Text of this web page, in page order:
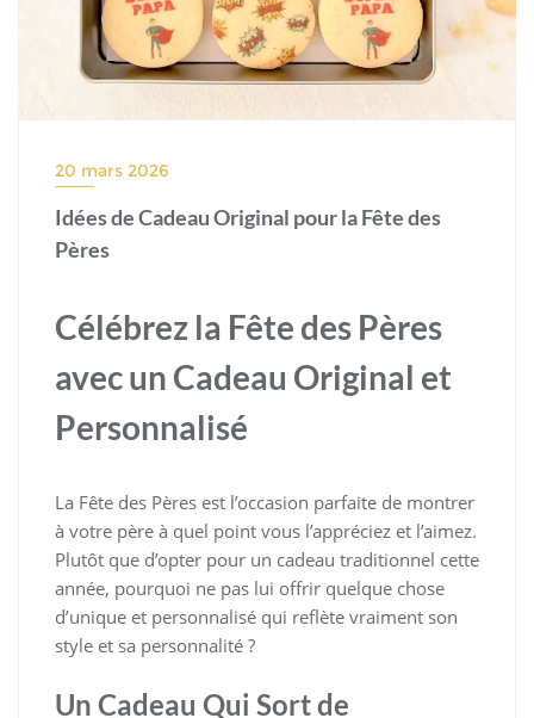
20 mars 2026
Idées de Cadeau Original pour la Fête des
Pères
Célébrez la Fête des Pères
avec un Cadeau Original et
Personnalisé
La Fête des Pères est l’occasion parfaite de montrer
à votre père à quel point vous l’appréciez et l’aimez.
Plutôt que d’opter pour un cadeau traditionnel cette
année, pourquoi ne pas lui offrir quelque chose
d’unique et personnalisé qui reflète vraiment son
style et sa personnalité ?
Un Cadeau Qui Sort de